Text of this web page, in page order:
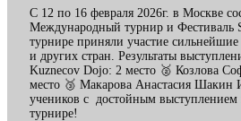
С 12 по 16 февраля 2026г. в Москве
Международный турнир и
турнире приняли участие
и других стран. Результаты
Kuznecov Dojo: 2 место 🥈 Козлова
место 🥉 Макарова Анастасия Шакин
учеников с достойным
турнире!